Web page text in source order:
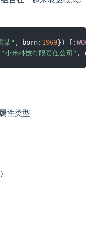
某" , born: 1969}) - [ :WORK
"小米科技有限责任公司" ,
性类型：